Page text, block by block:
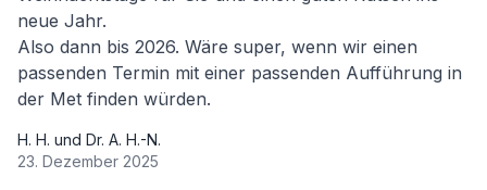
neue Jahr.
Also dann bis 2026. Wäre super, wenn wir einen
passenden Termin mit einer passenden Aufführung in
der Met finden würden.
H. H. und Dr. A. H.-N.
23. Dezember 2025